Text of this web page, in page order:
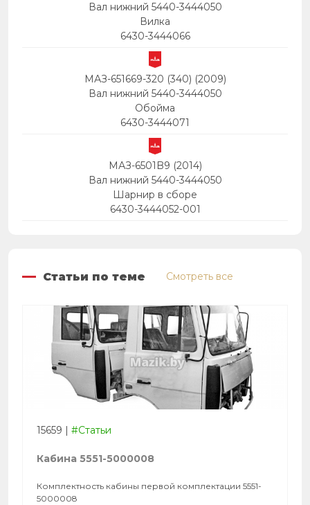
Вал нижний 5440-3444050
Вилка
6430-3444066
МАЗ-651669-320 (340) (2009)
Вал нижний 5440-3444050
Обойма
6430-3444071
МАЗ-6501B9 (2014)
Вал нижний 5440-3444050
Шарнир в сборе
6430-3444052-001
Статьи по теме Смотреть все
15659 | #Статьи
Кабина 5551-5000008
Комплектность кабины первой комплектации 5551-
5000008